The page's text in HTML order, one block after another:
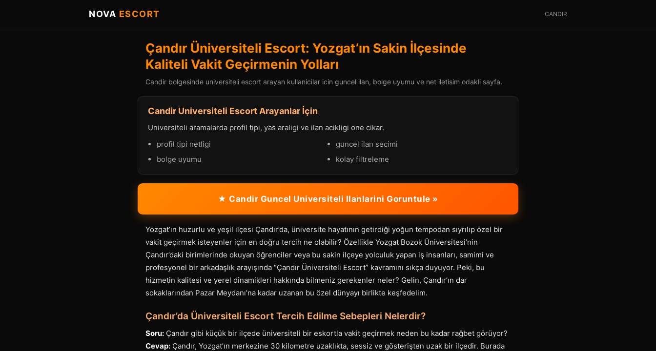
NOVA ESCORT CANDIR
Çandır Üniversiteli Escort: Yozgat’ın Sakin İlçesinde
Kaliteli Vakit Geçirmenin Yolları
Candir bolgesinde universiteli escort arayan kullanicilar icin guncel ilan, bolge uyumu ve net iletisim odakli sayfa.
Candir Universiteli Escort Arayanlar İçin
Universiteli aramalarda profil tipi, yas araligi ve ilan acikligi one cikar.
profil tipi netligi
guncel ilan secimi
bolge uyumu
kolay filtreleme
★ Candir Guncel Universiteli Ilanlarini Goruntule »
Yozgat’ın huzurlu ve yeşil ilçesi Çandır’da, üniversite hayatının getirdiği yoğun tempodan sıyrılıp özel bir
vakit geçirmek isteyenler için en doğru tercih ne olabilir? Özellikle Yozgat Bozok Üniversitesi’nin
Çandır’daki birimlerinde okuyan öğrenciler veya bu sakin ilçeye yolculuk yapan iş insanları, samimi ve
profesyonel bir arkadaşlık arayışında “Çandır Üniversiteli Escort” kavramını sıkça duyuyor. Peki, bu
hizmetin kalitesi ve yerel dinamikleri hakkında bilmeniz gerekenler neler? Gelin, Çandır’ın dar
sokaklarından Pazar Meydanı’na kadar uzanan bu özel dünyayı birlikte keşfedelim.
Çandır’da Üniversiteli Escort Tercih Edilme Sebepleri Nelerdir?
Soru: Çandır gibi küçük bir ilçede üniversiteli bir eskortla vakit geçirmek neden bu kadar rağbet görüyor?
Cevap: Çandır, Yozgat’ın merkezine 30 kilometre uzaklıkta, sessiz ve gösterişten uzak bir ilçedir. Burada